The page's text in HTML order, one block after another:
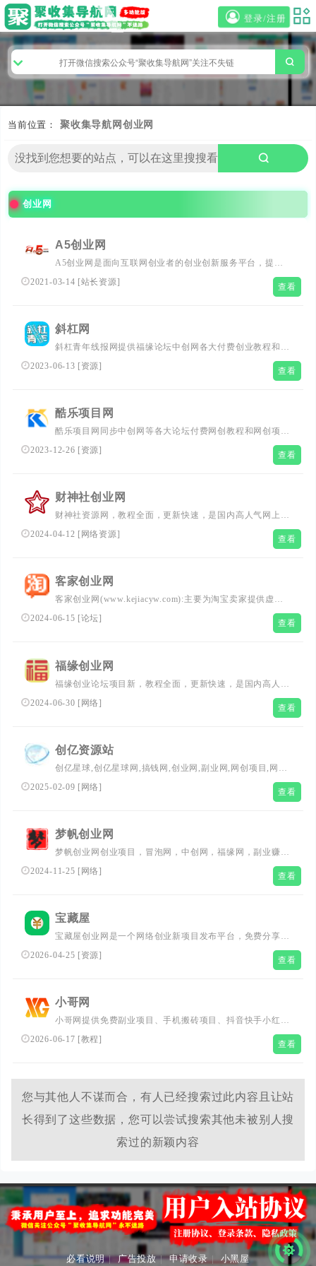
登录/注册
当前位置： 聚收集导航网 创业网
创业网
A5创业网
A5创业网是面向互联网创业者的创业创新服务平台，提供
全方位的创业资讯以及创业实战经验，推荐前沿创业项目。
2021-03-14 [站长资源] 查看
斜杠网
斜杠青年线报网提供福缘论坛中创网各大付费创业教程和创
业项目，聚合知识付费VIP创业课程包含自媒体，拼多多，
淘宝电商营销教程，SEO技术、短视频抖音快手等，副业创
2023-06-13 [资源] 查看
酷乐项目网
酷乐项目网同步中创网等各大论坛付费网创教程和网创项
目,聚合知识付费VIP创业课程包含自媒体,拼多多,淘宝电商
营销教程,SEO技术、短视频抖音快手等,创业就找酷乐项目
2023-12-26 [资源] 查看
财神社创业网
财神社资源网，教程全面，更新快速，是国内高人气网上创
业培训网站，不论老手还是小白，在这都能找到合适的热门
2024-04-12 [ 网络资源] 查看
客家创业网
客家创业网(www.kejiacyw.com):主要为淘宝卖家提供虚拟
货源,免费提供淘宝大学开店教程,实战销售教程,从店铺装修
到宝贝优化排名,从淘宝seo教程到实战营销,以实战为根本,
2024-06-15 [论坛] 查看
福缘创业网
福缘创业论坛项目新，教程全面，更新快速，是国内高人气
网上创业培训网站，不论老手还是小白，在这都能找到合适
2024-06-30 [网络] 查看
创亿资源站
创亿星球,创亿星球网,搞钱网,创业网,副业网,网创项目,网赚
项目,网络赚钱平台,创业平台,创业项目网站,赚钱平台,免费
2025-02-09 [网络] 查看
梦帆创业网
梦帆创业网创业项目，冒泡网，中创网，福缘网，副业赚
钱，助力网络赚钱创业，找项目就来梦帆创业网，小项目创
2024-11-25 [网络] 查看
宝藏屋
宝藏屋创业网是一个网络创业新项目发布平台，免费分享网
络副业项目、电商课程、软件工具、知识付费VIP创业课
程、AI创业教程与工具等，帮助大家获取最新创业项目信
2026-04-25 [资源] 查看
小哥网
小哥网提供免费副业项目、手机搬砖项目、抖音快手小红书
无货源电商，抖音引流工具、网站源码、软件源码、技术教
程、无人直播等等网络资源分享，是全网最大的资源网！
2026-06-17 [教程] 查看
您与其他人不谋而合，有人已经搜索过此内容且让站
长得到了这些数据，您可以尝试搜索其他未被别人搜
索过的新颖内容
必看说明 | 广告投放 | 申请收录 | 小黑屋